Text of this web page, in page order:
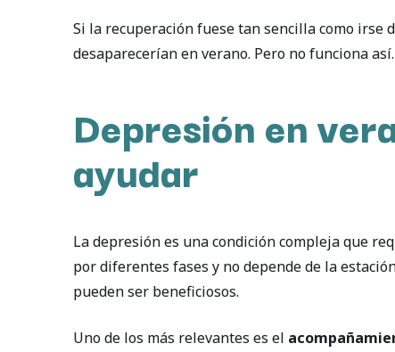
Si la recuperación fuese tan sencilla como irse
desaparecerían en verano. Pero no funciona así.
Depresión en
ayudar
La depresión es una condición compleja que
por diferentes fases y no depende de la
pueden ser beneficiosos.
Uno de los más relevantes es el